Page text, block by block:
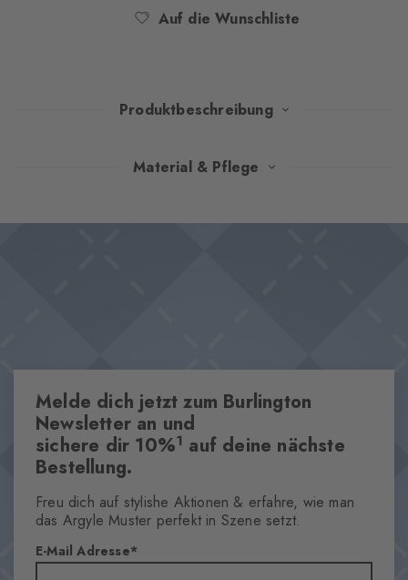
Auf die Wunschliste
Produktbeschreibung
Klassisches Argyle-Design trifft auf ein lässiges Palmen-Muster
Material & Pflege
Dieser Artikel ist Bestandteil unserer We Care Kollektion
Geschlecht
Herren
Motiv
Melde dich jetzt zum Burlington
Newsletter an und
sichere dir 10%1 auf deine nächste
Bestellung.
Freu dich auf stylishe Aktionen & erfahre, wie man
das Argyle Muster perfekt in Szene setzt.
E-Mail Adresse